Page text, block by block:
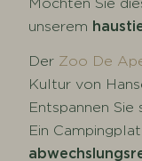
unserem
Der Zoo De
Kultur von
Entspannen
Ein